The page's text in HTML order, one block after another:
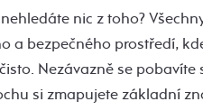
nic z toho?
a bezpečného prostředí,
Nezávazně se pobavíte
si zmapujete základní